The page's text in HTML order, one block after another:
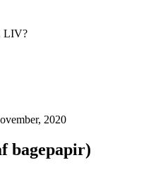
LIV?
2020
bagepapir)